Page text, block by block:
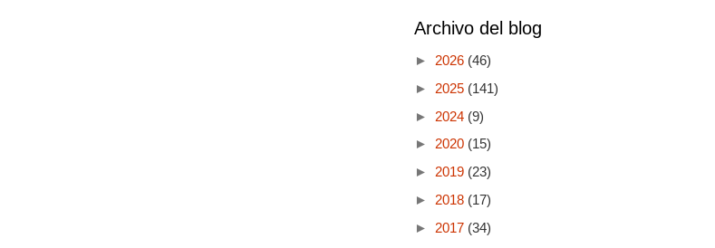
Archivo del blog
► 2026 (46)
► 2025 (141)
► 2024 (9)
► 2020 (15)
► 2019 (23)
► 2018 (17)
► 2017 (34)